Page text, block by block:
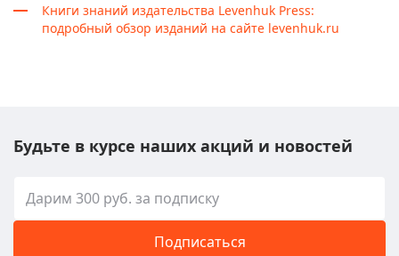
Книги знаний издательства Levenhuk Press:
подробный обзор изданий на сайте levenhuk.ru
Будьте в курсе наших акций и новостей
Подписаться